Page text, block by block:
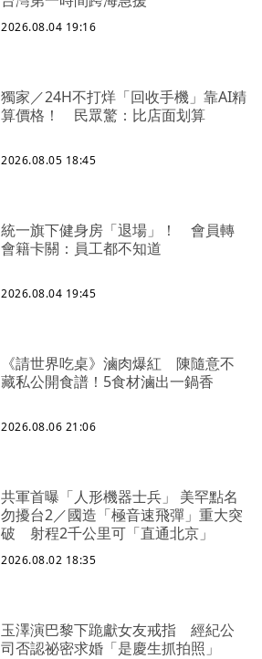
2026.08.04 19:16
獨家／24H不打烊「回收手機」靠AI精
算價格！ 民眾驚：比店面划算
2026.08.05 18:45
統一旗下健身房「退場」！ 會員轉
會籍卡關：員工都不知道
2026.08.04 19:45
《請世界吃桌》滷肉爆紅 陳隨意不
藏私公開食譜！5食材滷出一鍋香
2026.08.06 21:06
共軍首曝「人形機器士兵」 美罕點名
勿擾台2／國造「極音速飛彈」重大突
破 射程2千公里可「直通北京」
2026.08.02 18:35
玉澤演巴黎下跪獻女友戒指 經紀公
司否認祕密求婚「是慶生抓拍照」